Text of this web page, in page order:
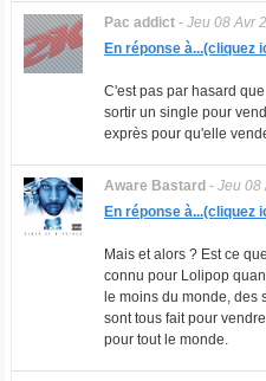
Pac addict- Jeu 08 Avr
En réponse à...(cliquez
C'est pas par hasard
sortir un single pour
exprès pour qu'elle
Aware Bastard - Jeu 08
En réponse à...(cliquez
Mais et alors ? Est ce
connu pour Lolipop
le moins du monde, des
sont tous fait pour
pour tout le monde.